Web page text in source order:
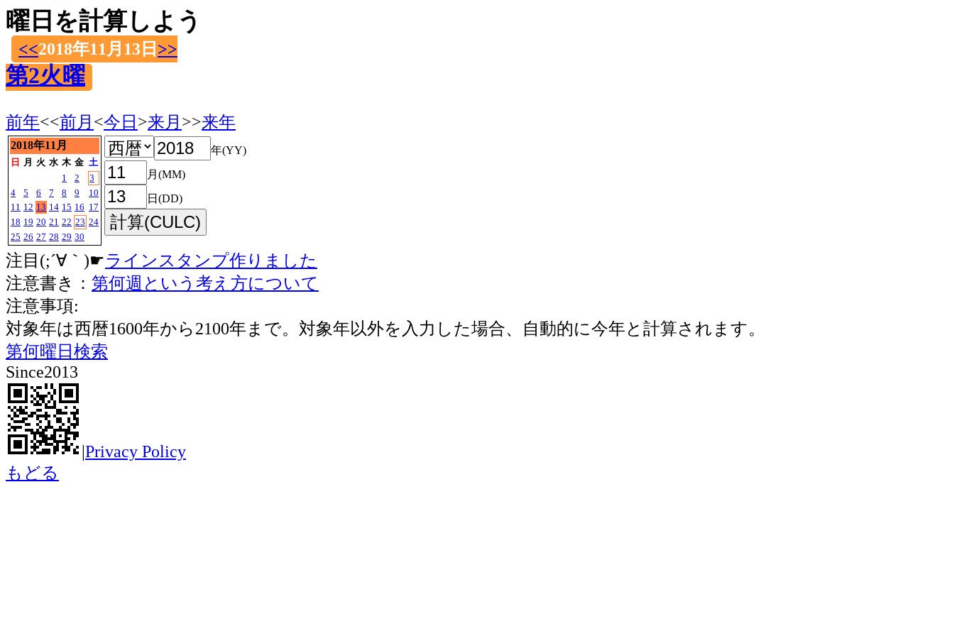
曜日を計算しよう
<<2018年11月13日 >>
第2火曜
前年<<前月 <今日 >来月 >>来年
2018年11月
日 月 火 水 木 金 土
1
2
3
4
5 6 7 8 9
10
11 12 13 14 15 16 17
18 19 20 21 22 23 24
25 26 27 28 29 30
年(YY)
月(MM)
日(DD)
注目(;´∀｀)☛ラインスタンプ作りました
注意書き： 第何週という考え方について
注意事項:
対象年は西暦1600年から2100年まで。対象年以外を入力した場合、自動的に今年と計算されます。
第何曜日検索
Since2013
|Privacy Policy
もどる